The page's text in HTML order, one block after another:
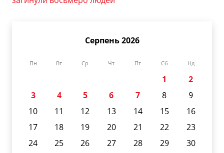
Серпень 2026
Пн Вт Ср Чт Пт Сб Нд
1
2
3
4 5 6 7 8
9
10
11 12 13 14 15
16
17
18 19 20 21 22
23
24
25 26 27 28 29
30